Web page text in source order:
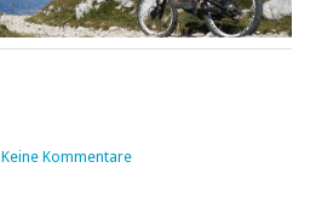
Keine Kommentare